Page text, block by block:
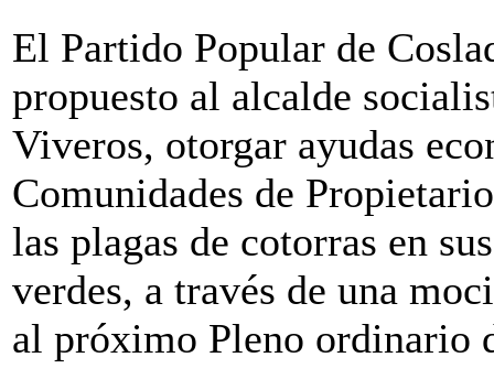
El Partido Popular de
propuesto al alcalde
Viveros, otorgar ayudas
Comunidades de
las plagas de cotorras en
verdes, a través de una
al próximo Pleno ordinario